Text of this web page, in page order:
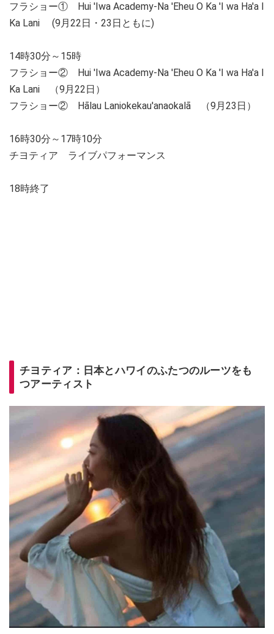
フラショー① Hui 'Iwa Academy-Na 'Eheu O Ka 'I wa Ha'a I
Ka Lani (9月22日・23日ともに)
14時30分～15時
フラショー② Hui 'Iwa Academy-Na 'Eheu O Ka 'I wa Ha'a I
Ka Lani （9月22日）
フラショー② Hālau Laniokekau'anaokalā （9月23日）
16時30分～17時10分
チヨティア ライブパフォーマンス
18時終了
チヨティア：日本とハワイのふたつのルーツをも
つアーティスト